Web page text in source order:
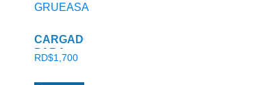
CARGADOR
PARA
LAPTOP
RD$1,700